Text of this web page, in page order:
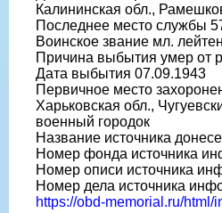
Калининская обл.,
Последнее место службы
Воинское звание мл.
Причина выбытия умер от
Дата выбытия 07.09.1943
Первичное место
Харьковская обл.,
военный городок
Название источника
Номер фонда источника
Номер описи источника
Номер дела источника
https://obd-memorial.ru/html/